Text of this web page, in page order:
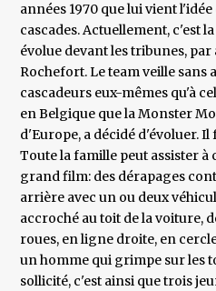
années 1970 que lui vient
cascades. Actuellement, c'est
évolue devant les tribunes,
Rochefort. Le team veille sans
cascadeurs eux-mêmes qu'à
en Belgique que la Monster
d'Europe, a décidé d'évoluer.
Toute la famille peut assister à
grand film: des dérapages
arrière avec un ou deux
accroché au toit de la voiture,
roues, en ligne droite, en
un homme qui grimpe sur les
sollicité, c'est ainsi que trois